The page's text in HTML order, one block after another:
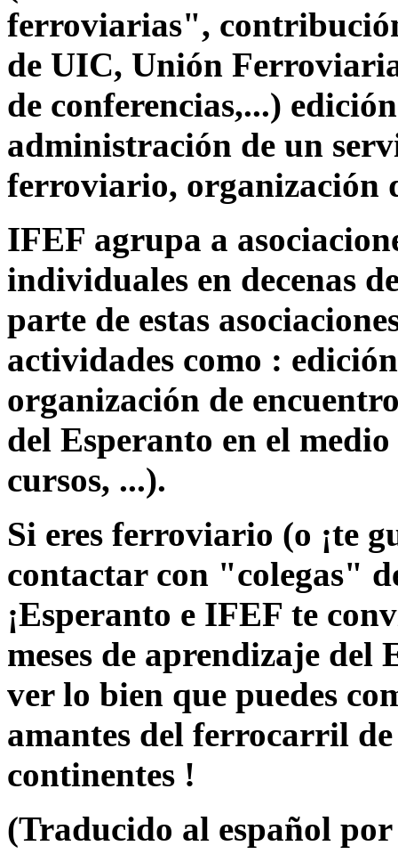
ferroviarias",
de UIC, Unión
de conferencias,...)
administración de un
ferroviario, organización
IFEF agrupa a
individuales en decenas
parte de estas
actividades como :
organización de
del Esperanto en el
cursos, ...).
Si eres ferroviario (o ¡te
contactar con "colegas"
¡Esperanto e IFEF te
meses de aprendizaje del
ver lo bien que puedes
amantes del ferrocarril de
continentes !
(Traducido al español